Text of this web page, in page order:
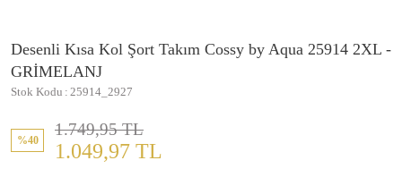
Desenli Kısa Kol Şort Takım Cossy by Aqua 25914 2XL -
GRİMELANJ
Stok Kodu 25914_2927
%40
1.749,95 TL
1.049,97 TL